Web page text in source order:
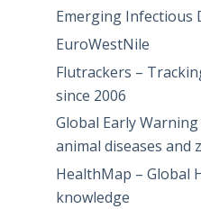
Emerging Infectious
EuroWestNile
Flutrackers –
since 2006
Global Early
animal diseases and
HealthMap – Global
knowledge